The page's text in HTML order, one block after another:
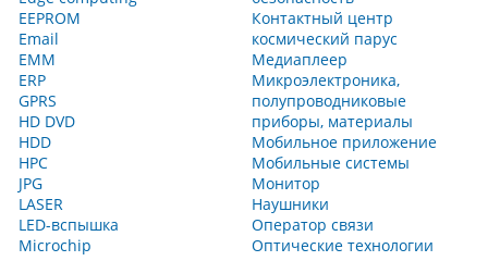
EEPROM
Email
EMM
ERP
GPRS
HD DVD
HDD
HPC
JPG
LASER
LED-вспышка
Microchip
Контактный центр
космический парус
Медиаплеер
Микроэлектроника,
полупроводниковые
приборы, материалы
Мобильное приложение
Мобильные системы
Монитор
Наушники
Оператор связи
Оптические технологии